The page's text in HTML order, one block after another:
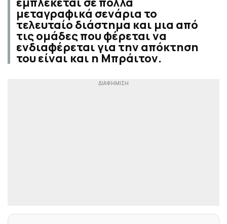
μεταγραφικά σενάρια το
τελευταίο διάστημα και μια από
τις ομάδες που φέρεται να
ενδιαφέρεται για την απόκτηση
του είναι και η Μπράιτον.